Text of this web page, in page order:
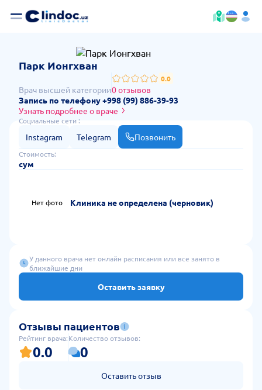
Парк Ионгхван
Врач высшей категории
0.0
0 отзывов
Запись по телефону +998 (99) 886-39-93
Узнать подробнее о враче
Социальные сети :
Instagram Telegram Позвонить
Стоимость:
сум
Нет фото Клиника не определена (черновик)
У данного врача нет онлайн расписания или все занято в
ближайшие дни
Оставить заявку
Отзывы пациентов
Рейтинг врача:
0.0
Количество отзывов:
0
Оставить отзыв